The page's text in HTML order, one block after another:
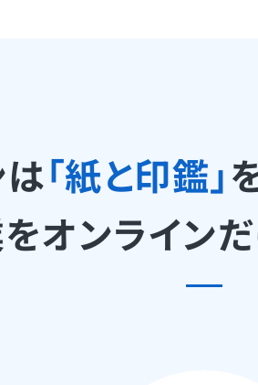
「紙と印鑑」
オンライン